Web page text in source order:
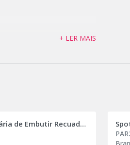
+ LER MAIS
Luminária de Embutir Recuada Deep